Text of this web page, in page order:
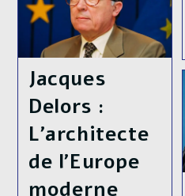
D’une
Population
Au
Carrefour
Des
Jacques
Delors :
L’architecte
de l’Europe
moderne